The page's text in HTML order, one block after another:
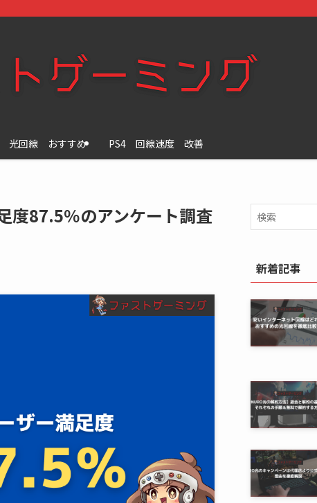
光回線 おすすめ PS4 回線速度 改善
度87.5％のアンケート調査
新着記事